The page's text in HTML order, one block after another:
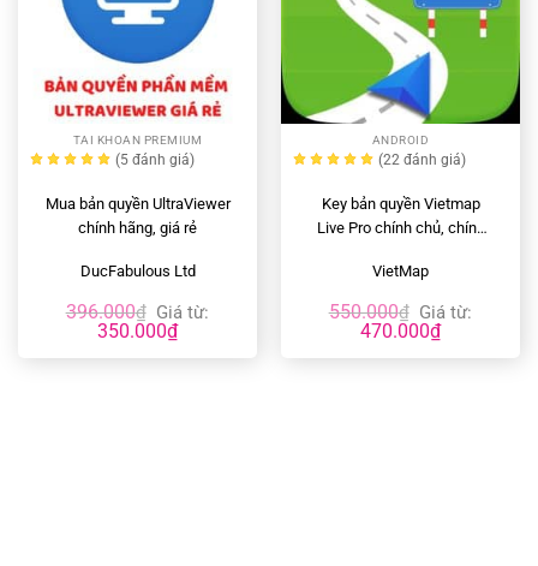
TAI KHOAN PREMIUM
(5 đánh giá)
Mua bản quyền UltraViewer
chính hãng, giá rẻ
DucFabulous Ltd
396.000₫ Giá từ:
350.000₫
ANDROID
(22 đánh giá)
Key bản quyền Vietmap
Live Pro chính chủ, chính
VietMap
550.000₫ Giá từ:
470.000₫